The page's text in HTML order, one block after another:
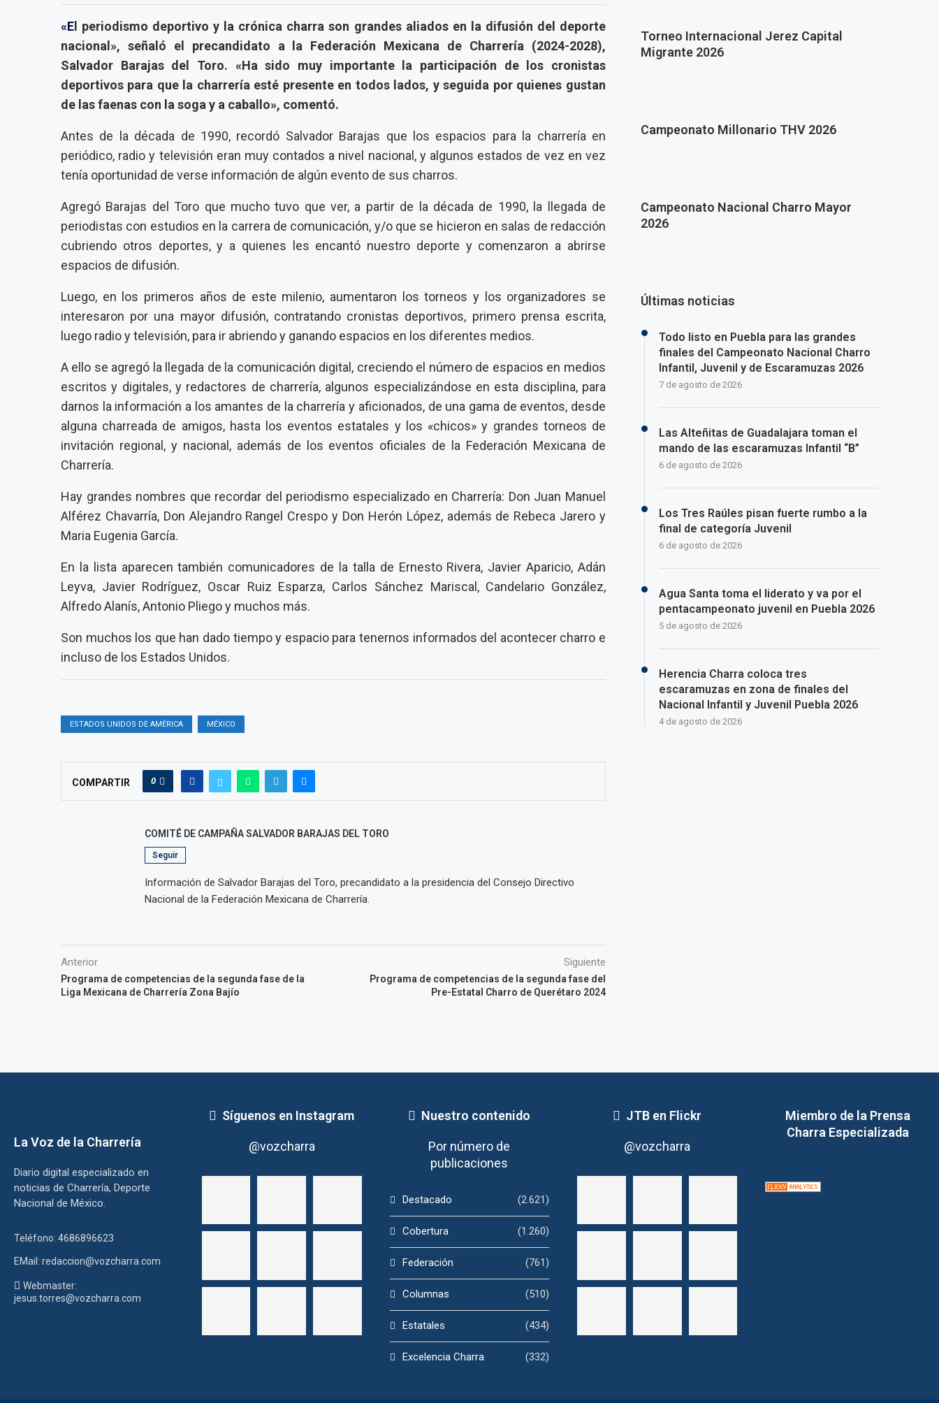
«El periodismo deportivo y la crónica charra son grandes aliados en la difusión del deporte
nacional», señaló el precandidato a la Federación Mexicana de Charrería (2024-2028),
Salvador Barajas del Toro. «Ha sido muy importante la participación de los cronistas
deportivos para que la charrería esté presente en todos lados, y seguida por quienes gustan
de las faenas con la soga y a caballo», comentó.
Antes de la década de 1990, recordó Salvador Barajas que los espacios para la charrería en
periódico, radio y televisión eran muy contados a nivel nacional, y algunos estados de vez en vez
tenía oportunidad de verse información de algún evento de sus charros.
Agregó Barajas del Toro que mucho tuvo que ver, a partir de la década de 1990, la llegada de
periodistas con estudios en la carrera de comunicación, y/o que se hicieron en salas de redacción
cubriendo otros deportes, y a quienes les encantó nuestro deporte y comenzaron a abrirse
espacios de difusión.
Luego, en los primeros años de este milenio, aumentaron los torneos y los organizadores se
interesaron por una mayor difusión, contratando cronistas deportivos, primero prensa escrita,
luego radio y televisión, para ir abriendo y ganando espacios en los diferentes medios.
A ello se agregó la llegada de la comunicación digital, creciendo el número de espacios en medios
escritos y digitales, y redactores de charrería, algunos especializándose en esta disciplina, para
darnos la información a los amantes de la charrería y aficionados, de una gama de eventos, desde
alguna charreada de amigos, hasta los eventos estatales y los «chicos» y grandes torneos de
invitación regional, y nacional, además de los eventos oficiales de la Federación Mexicana de
Charrería.
Hay grandes nombres que recordar del periodismo especializado en Charrería: Don Juan Manuel
Alférez Chavarría, Don Alejandro Rangel Crespo y Don Herón López, además de Rebeca Jarero y
Maria Eugenia García.
En la lista aparecen también comunicadores de la talla de Ernesto Rivera, Javier Aparicio, Adán
Leyva, Javier Rodríguez, Oscar Ruiz Esparza, Carlos Sánchez Mariscal, Candelario González,
Alfredo Alanís, Antonio Pliego y muchos más.
Son muchos los que han dado tiempo y espacio para tenernos informados del acontecer charro e
incluso de los Estados Unidos.
ESTADOS UNIDOS DE AMÉRICA MÉXICO
COMPARTIR 0
COMITÉ DE CAMPAÑA SALVADOR BARAJAS DEL TORO
Seguir
Información de Salvador Barajas del Toro, precandidato a la presidencia del Consejo Directivo
Nacional de la Federación Mexicana de Charrería.
Anterior
Programa de competencias de la segunda fase de la
Liga Mexicana de Charrería Zona Bajío
Siguiente
Programa de competencias de la segunda fase del
Pre-Estatal Charro de Querétaro 2024
Torneo Internacional Jerez Capital
Migrante 2026
Campeonato Millonario THV 2026
Campeonato Nacional Charro Mayor
2026
Últimas noticias
Todo listo en Puebla para las grandes
finales del Campeonato Nacional Charro
Infantil, Juvenil y de Escaramuzas 2026
7 de agosto de 2026
Las Alteñitas de Guadalajara toman el
mando de las escaramuzas Infantil “B”
6 de agosto de 2026
Los Tres Raúles pisan fuerte rumbo a la
final de categoría Juvenil
6 de agosto de 2026
Agua Santa toma el liderato y va por el
pentacampeonato juvenil en Puebla 2026
5 de agosto de 2026
Herencia Charra coloca tres
escaramuzas en zona de finales del
Nacional Infantil y Juvenil Puebla 2026
4 de agosto de 2026
La Voz de la Charrería
Diario digital especializado en
noticias de Charrería, Deporte
Nacional de México.
Teléfono: 4686896623
EMail: redaccion@vozcharra.com
Webmaster:
jesus.torres@vozcharra.com
Síguenos en Instagram
@vozcharra
Nuestro contenido
Por número de
publicaciones
Destacado (2.621)
Cobertura (1.260)
Federación (761)
Columnas (510)
Estatales (434)
Excelencia Charra (332)
JTB en Flickr
@vozcharra
Miembro de la Prensa
Charra Especializada